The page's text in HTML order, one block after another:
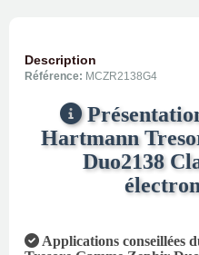
Description
Référence: MCZR2138G4
Hartmann
Duo2138
Applications conseillées